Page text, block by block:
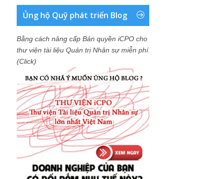
Ủng hộ Quỹ phát triển Blog
Bằng cách nâng cấp Bản quyền iCPO cho
thư viện tài liệu Quản trị Nhân sự miễn phí
(Click)